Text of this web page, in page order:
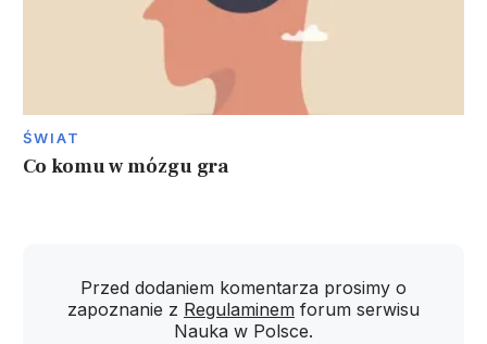
ŚWIAT
Co komu w mózgu gra
Przed dodaniem komentarza prosimy o
zapoznanie z Regulaminem forum serwisu
Nauka w Polsce.